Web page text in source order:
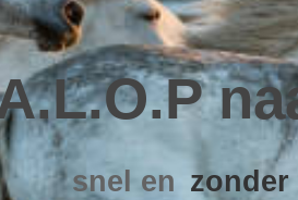
snel en zonder